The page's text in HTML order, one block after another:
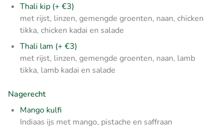
Thali kip (+ €3)
met rijst, linzen, gemengde groenten, naan, chicken
tikka, chicken kadai en salade
Thali lam (+ €3)
met rijst, linzen, gemengde groenten, naan, lamb
tikka, lamb kadai en salade
Nagerecht
Mango kulfi
Indiaas ijs met mango, pistache en saffraan